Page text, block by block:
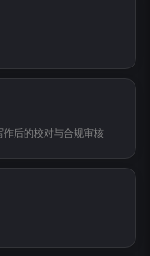
后的校对与合规审核